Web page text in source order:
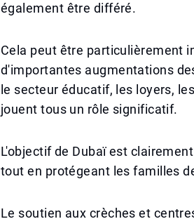
également être différé.
Cela peut être particulièrement
d'importantes augmentations
le secteur éducatif, les loyers,
jouent tous un rôle significatif.
L'objectif de Dubaï est
tout en protégeant les familles
Le soutien aux crèches et